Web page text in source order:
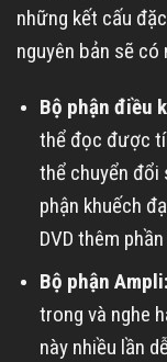
những kết cấu
nguyên bản sẽ
Bộ phận điều
thể đọc được
thể chuyển đổi
phận khuếch
DVD thêm
Bộ phận Ampli:
trong và nghe
này nhiều lần